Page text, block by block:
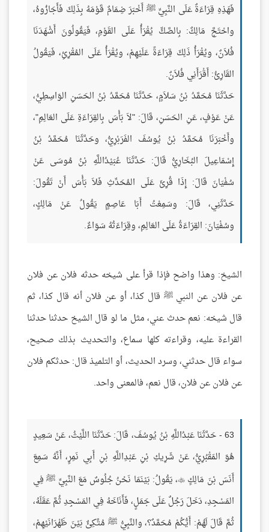
فَهَذِهِ قِرَاءَةٌ عَلَى النَّبِيِّ ﷺ أَخْبَرَ ضِمَامٌ قَوْمَهُ بِذَلِكَ فَأَجَازُوهُ،
واحْتَجَّ مَالِكٌ: بِالصَّكِّ يُقْرَأُ عَلَى القَوْمِ، فَيَقُولُونَ أَشْهَدَنَا
فُلاَنٌ، ويُقْرَأُ ذَلِكَ قِرَاءَةً عَلَيْهِمْ، ويُقْرَأُ عَلَى المُقْرِئِ، فَيَقُولُ
القَارِئُ: أَقْرَأَنِي فُلاَنٌ.
حَدَّثَنَا مُحَمَّدُ بْنُ سَلاَمٍ، حَدَّثَنَا مُحَمَّدُ بْنُ الحَسَنِ الوَاسِطِيُّ،
عَنْ عَوْفٍ، عَنِ الحَسَنِ، قَالَ: "لاَ بَأْسَ بِالقِرَاءَةِ عَلَى العَالِمِ"،
وأَخْبَرَنَا مُحَمَّدُ بْنُ يُوسُفَ الفَرَبْرِيُّ، وحَدَّثَنَا مُحَمَّدُ بْنُ
إِسْمَاعِيلَ البُخَارِيُّ قَالَ: حَدَّثَنَا عُبَيْدُاللَّهِ بْنُ مُوسَى عَنْ
سُفْيَانَ قَالَ: إِذَا قُرِئَ عَلَى المُحَدِّثِ فَلاَ بَأْسَ أَنْ تَقُولَ:
حَدَّثَنِي، قَالَ: وسَمِعْتُ أَبَا عَاصِمٍ يَقُولُ عَنْ مَالِكٍ،
وسُفْيَانَ: القِرَاءَةُ عَلَى العَالِمِ، وقِرَاءَتُهُ سَوَاءٌ.
الشيخ: وهذا واضح فإذا قرأ على شيخه حدثه فلان عن فلان
عن فلان عن النبي ﷺ قال كذا، أو عن فلان أنه قال كذا، ثم
قال شيخه: نعم حدث عني، مثل ما لو قال الشيخ حدثنا حدثنا
القراءة عليه، وقراءته كلها سماع، والتحديث بذلك صحيح،
سواء قال حدثني، وسرد الحديث، أو التلميذ قال: حدثكم فلان
عن فلان عن فلان، قال نعم، فالمعنى واحد.
63 - حَدَّثَنَا عَبْدُاللَّهِ بْنُ يُوسُفَ، قَالَ: حَدَّثَنَا اللَّيْثُ، عَنْ سَعِيدٍ
هُوَ المَقْبُرِيُّ، عَنْ شَرِيكِ بْنِ عَبْدِاللَّهِ بْنِ أَبِي نَمِرٍ، أَنَّهُ سَمِعَ
أَنَسَ بْنَ مَالِكٍ ، يَقُولُ: بَيْنَمَا نَحْنُ جُلُوسٌ مَعَ النَّبِيِّ ﷺ فِي
المَسْجِدِ، دَخَلَ رَجُلٌ عَلَى جَمَلٍ، فَأَنَاخَهُ فِي المَسْجِدِ ثُمَّ عَقَلَهُ،
ثُمَّ قَالَ لَهُمْ: أَيُّكُمْ مُحَمَّدٌ؟، والنَّبِيُّ ﷺ مُتَّكِئٌ بَيْنَ ظَهْرَانَيْهِمْ،